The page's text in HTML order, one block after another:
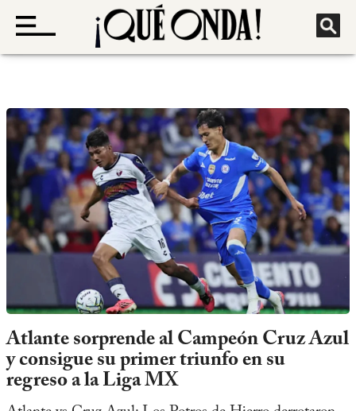
Atlante sorprende al Campeón Cruz Azul
y consigue su primer triunfo en su
regreso a la Liga MX